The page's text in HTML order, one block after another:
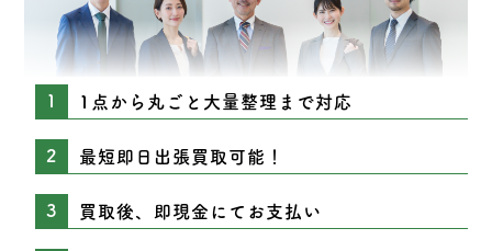
1点から丸ごと大量整理まで対応
最短即日出張買取可能！
買取後、即現金にてお支払い